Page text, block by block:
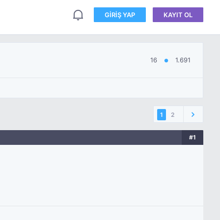
GIRIŞ YAP KAYIT OL
16 ● 1.691
1 2
#1